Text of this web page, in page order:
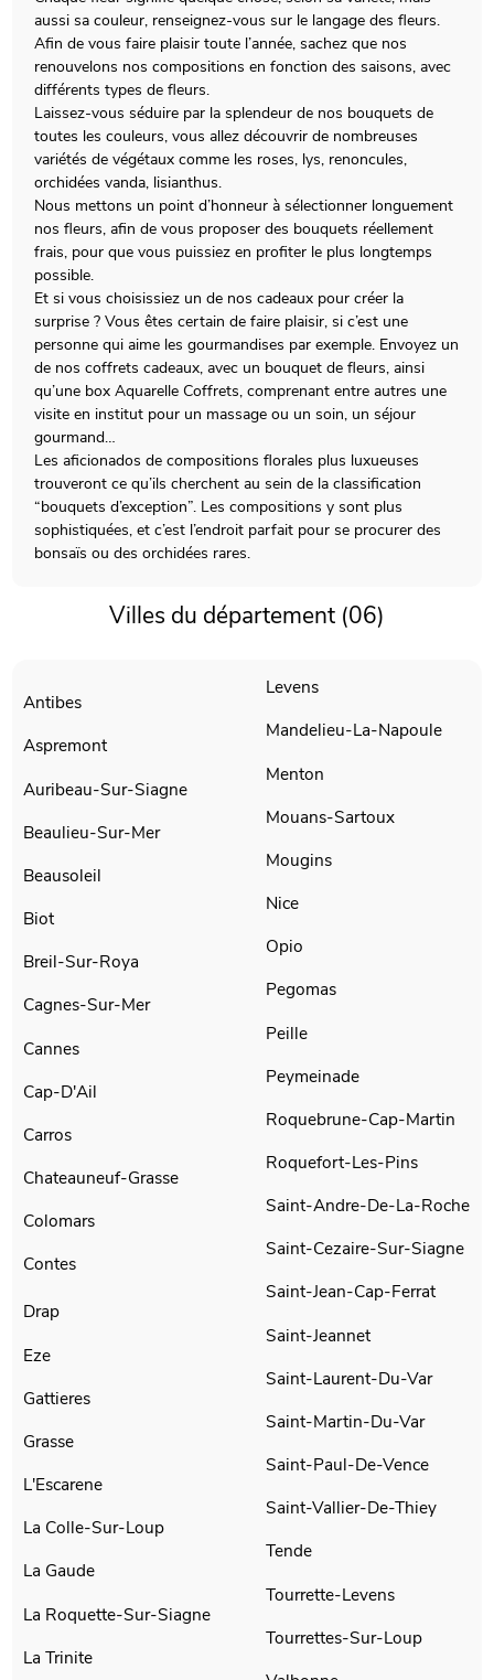
aussi sa couleur, renseignez-vous sur le langage des fleurs.
Afin de vous faire plaisir toute l’année, sachez que nos
renouvelons nos compositions en fonction des saisons, avec
différents types de fleurs.
Laissez-vous séduire par la splendeur de nos bouquets de
toutes les couleurs, vous allez découvrir de nombreuses
variétés de végétaux comme les roses, lys, renoncules,
orchidées vanda, lisianthus.
Nous mettons un point d’honneur à sélectionner longuement
nos fleurs, afin de vous proposer des bouquets réellement
frais, pour que vous puissiez en profiter le plus longtemps
possible.
Et si vous choisissiez un de nos cadeaux pour créer la
surprise ? Vous êtes certain de faire plaisir, si c’est une
personne qui aime les gourmandises par exemple. Envoyez un
de nos coffrets cadeaux, avec un bouquet de fleurs, ainsi
qu’une box Aquarelle Coffrets, comprenant entre autres une
visite en institut pour un massage ou un soin, un séjour
gourmand…
Les aficionados de compositions florales plus luxueuses
trouveront ce qu’ils cherchent au sein de la classification
“bouquets d’exception”. Les compositions y sont plus
sophistiquées, et c’est l’endroit parfait pour se procurer des
bonsaïs ou des orchidées rares.
Villes du département (06)
Antibes
Aspremont
Auribeau-Sur-Siagne
Beaulieu-Sur-Mer
Beausoleil
Biot
Breil-Sur-Roya
Cagnes-Sur-Mer
Cannes
Cap-D'Ail
Carros
Chateauneuf-Grasse
Colomars
Contes
Drap
Eze
Gattieres
Grasse
L'Escarene
La Colle-Sur-Loup
La Gaude
La Roquette-Sur-Siagne
La Trinite
Levens
Mandelieu-La-Napoule
Menton
Mouans-Sartoux
Mougins
Nice
Opio
Pegomas
Peille
Peymeinade
Roquebrune-Cap-Martin
Roquefort-Les-Pins
Saint-Andre-De-La-Roche
Saint-Cezaire-Sur-Siagne
Saint-Jean-Cap-Ferrat
Saint-Jeannet
Saint-Laurent-Du-Var
Saint-Martin-Du-Var
Saint-Paul-De-Vence
Saint-Vallier-De-Thiey
Tende
Tourrette-Levens
Tourrettes-Sur-Loup